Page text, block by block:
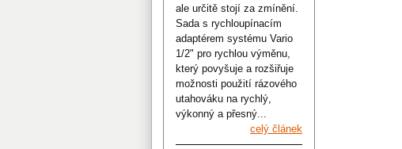
ale určitě stojí za zmínění.
Sada s rychloupínacím
adaptérem systému Vario
1/2" pro rychlou výměnu,
který povyšuje a rozšiřuje
možnosti použití rázového
utahováku na rychlý,
výkonný a přesný...
celý článek